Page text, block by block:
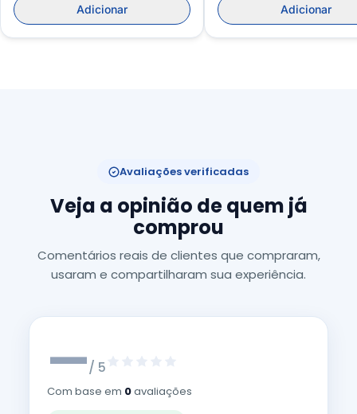
Adicionar Adicionar
Avaliações verificadas
Veja a opinião de quem já
comprou
Comentários reais de clientes que compraram,
usaram e compartilharam sua experiência.
—/ 5
Com base em 0avaliações